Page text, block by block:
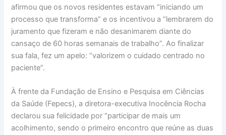
afirmou que os novos residentes estavam “iniciando um
processo que transforma” e os incentivou a “lembrarem do
juramento que fizeram e não desanimarem diante do
cansaço de 60 horas semanais de trabalho”. Ao finalizar
sua fala, fez um apelo: “valorizem o cuidado centrado no
paciente”.
À frente da Fundação de Ensino e Pesquisa em Ciências
da Saúde (Fepecs), a diretora-executiva Inocência Rocha
declarou sua felicidade por “participar de mais um
acolhimento, sendo o primeiro encontro que reúne as duas